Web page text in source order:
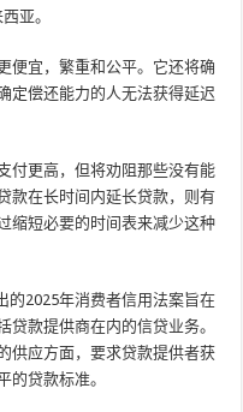
亚。
便宜，繁重和公平。它还将确
定偿还能力的人无法获得延迟
付更高，但将劝阻那些没有能
款在长时间内延长贷款，则有
缩短必要的时间表来减少这种
的2025年消费者信用法案旨在
款提供商在内的信贷业务。
供应方面，要求贷款提供者获
的贷款标准。